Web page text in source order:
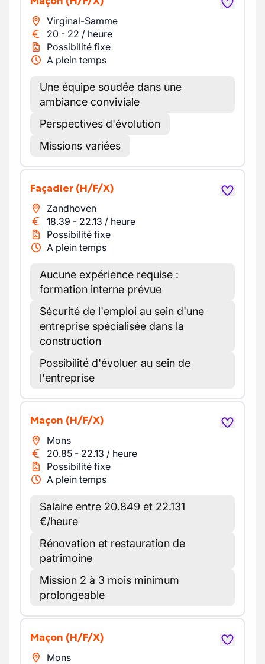
Virginal-Samme
20 - 22 / heure
Possibilité fixe
A plein temps
Une équipe soudée dans une
ambiance conviviale
Perspectives d'évolution
Missions variées
Façadier (H/F/X)
Zandhoven
18.39 - 22.13 / heure
Possibilité fixe
A plein temps
Aucune expérience requise :
formation interne prévue
Sécurité de l'emploi au sein d'une
entreprise spécialisée dans la
construction
Possibilité d'évoluer au sein de
l'entreprise
Maçon (H/F/X)
Mons
20.85 - 22.13 / heure
Possibilité fixe
A plein temps
Salaire entre 20.849 et 22.131
€/heure
Rénovation et restauration de
patrimoine
Mission 2 à 3 mois minimum
prolongeable
Maçon (H/F/X)
Mons